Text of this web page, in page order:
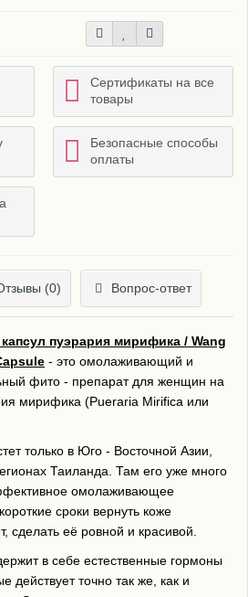
Сертификаты на все
товары
Безопасные способы
оплаты
(0) Вопрос-ответ
пуэрария мирифика / Wang
- это омолаживающий и
фито - препарат для женщин на
мирифика (Pueraria Mirifica или
только в Юго - Восточной Азии,
Таиланда. Там его уже много
омолаживающее
сроки вернуть коже
сделать её ровной и красивой.
в себе естественные гормоны
действует точно так же, как и